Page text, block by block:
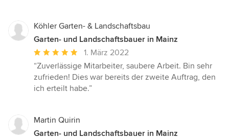
Köhler Garten- & Landschaftsbau
Garten- und Landschaftsbauer in Mainz
Durchschnittliche
Bewertung:
5
von
1. März 2022
“Zuverlässige Mitarbeiter, saubere Arbeit. Bin sehr
zufrieden! Dies war bereits der zweite Auftrag, den
ich erteilt habe.”
Martin Quirin
Garten- und Landschaftsbauer in Mainz